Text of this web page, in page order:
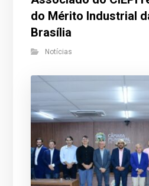
do Mérito Industrial
Brasília
Notícias